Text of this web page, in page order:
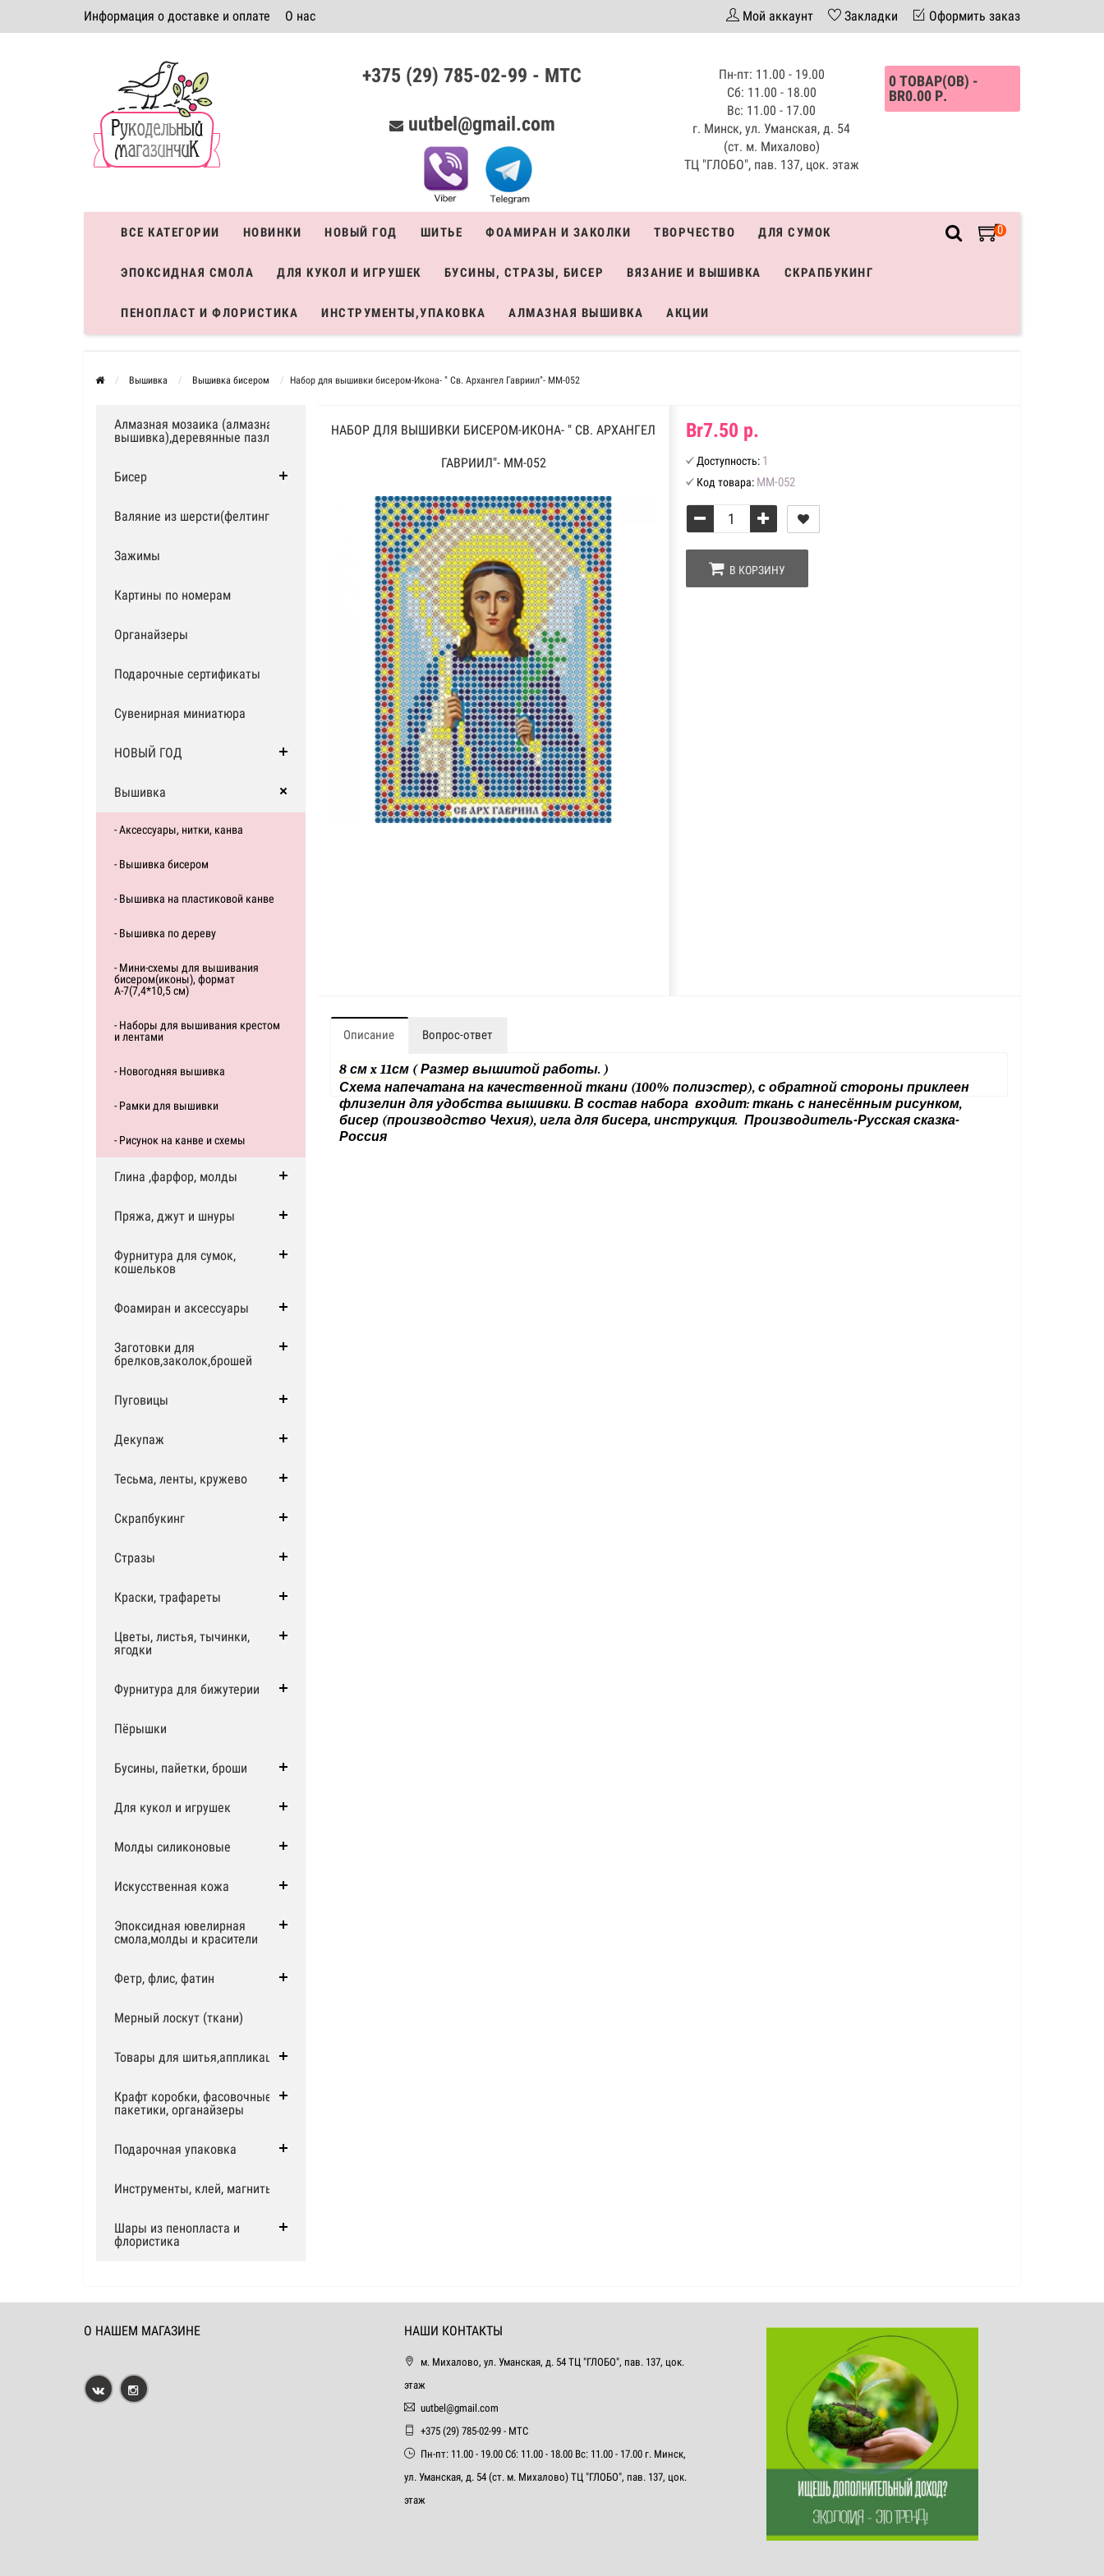
Информация о доставке и оплате О нас
Система скидок
Мой аккаунт Закладки Оформить заказ
+375 (29) 785-02-99 - МТС
uutbel@gmail.com
Пн-пт: 11.00 - 19.00
Сб: 11.00 - 18.00
Вс: 11.00 - 17.00
г. Минск, ул. Уманская, д. 54
(ст. м. Михалово)
ТЦ "ГЛОБО", пав. 137, цок. этаж
0 ТОВАР(ОВ) -
BR0.00 Р.
0
ВСЕ КАТЕГОРИИ НОВИНКИ НОВЫЙ ГОД ШИТЬЕ ФОАМИРАН И ЗАКОЛКИ ТВОРЧЕСТВО ДЛЯ СУМОК
ЭПОКСИДНАЯ СМОЛА ДЛЯ КУКОЛ И ИГРУШЕК БУСИНЫ, СТРАЗЫ, БИСЕР ВЯЗАНИЕ И ВЫШИВКА СКРАПБУКИНГ
ПЕНОПЛАСТ И ФЛОРИСТИКА ИНСТРУМЕНТЫ,УПАКОВКА АЛМАЗНАЯ ВЫШИВКА АКЦИИ
Вышивка Вышивка бисером Набор для вышивки бисером-Икона- " Св. Архангел Гавриил"- ММ-052
Алмазная мозаика (алмазная
вышивка),деревянные пазлы
Бисер
Валяние из шерсти(фелтинг)
Зажимы
Картины по номерам
Органайзеры
Подарочные сертификаты
Сувенирная миниатюра
НОВЫЙ ГОД
Вышивка
- Аксессуары, нитки, канва
- Вышивка бисером
- Вышивка на пластиковой канве
- Вышивка по дереву
- Мини-схемы для вышивания
бисером(иконы), формат
А-7(7,4*10,5 см)
- Наборы для вышивания крестом
и лентами
- Новогодняя вышивка
- Рамки для вышивки
- Рисунок на канве и схемы
Глина ,фарфор, молды
Пряжа, джут и шнуры
Фурнитура для сумок,
кошельков
Фоамиран и аксессуары
Заготовки для
брелков,заколок,брошей
Пуговицы
Декупаж
Тесьма, ленты, кружево
Скрапбукинг
Стразы
Краски, трафареты
Цветы, листья, тычинки,
ягодки
Фурнитура для бижутерии
Пёрышки
Бусины, пайетки, броши
Для кукол и игрушек
Молды силиконовые
Искусственная кожа
Эпоксидная ювелирная
смола,молды и красители
Фетр, флис, фатин
Мерный лоскут (ткани)
Товары для шитья,аппликации
Крафт коробки, фасовочные
пакетики, органайзеры
Подарочная упаковка
Инструменты, клей, магниты
Шары из пенопласта и
флористика
НАБОР ДЛЯ ВЫШИВКИ БИСЕРОМ-ИКОНА- " СВ. АРХАНГЕЛ
ГАВРИИЛ"- ММ-052
Br7.50 р.
Доступность:1
Код товара: ММ-052
В КОРЗИНУ
Описание Вопрос-ответ
8 см x 11см ( Размер вышитой работы. )
Схема напечатана на качественной ткани (100% полиэстер), с обратной стороны приклеен
флизелин для удобства вышивки. В состав набора входит: ткань с нанесённым рисунком,
бисер (производство Чехия), игла для бисера, инструкция. Производитель-Русская сказка-
Россия
О НАШЕМ МАГАЗИНЕ НАШИ КОНТАКТЫ
м. Михалово, ул. Уманская, д. 54 ТЦ "ГЛОБО", пав. 137, цок.
этаж
uutbel@gmail.com
+375 (29) 785-02-99 - МТС
Пн-пт: 11.00 - 19.00 Сб: 11.00 - 18.00 Вс: 11.00 - 17.00 г. Минск,
ул. Уманская, д. 54 (ст. м. Михалово) ТЦ "ГЛОБО", пав. 137, цок.
этаж